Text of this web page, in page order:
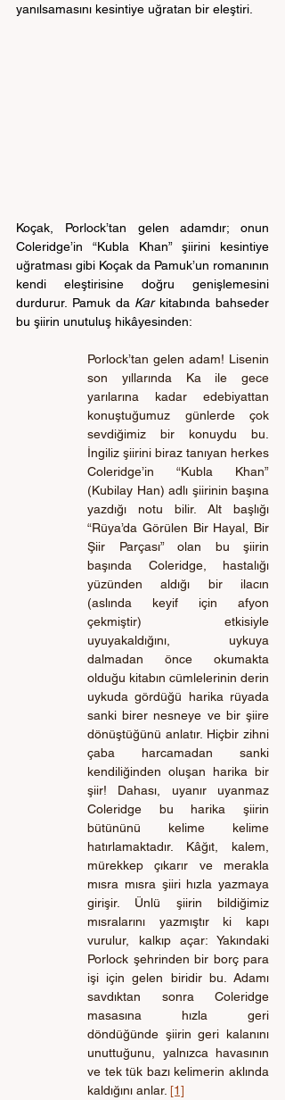
yanılsamasını kesintiye uğratan bir eleştiri.
Koçak, Porlock’tan gelen adamdır; onun
Coleridge’in “Kubla Khan” şiirini kesintiye
uğratması gibi Koçak da Pamuk’un romanının
kendi eleştirisine doğru genişlemesini
durdurur. Pamuk da Kar kitabında bahseder
bu şiirin unutuluş hikâyesinden:
Porlock’tan gelen adam! Lisenin
son yıllarında Ka ile gece
yarılarına kadar edebiyattan
konuştuğumuz günlerde çok
sevdiğimiz bir konuydu bu.
İngiliz şiirini biraz tanıyan herkes
Coleridge’in “Kubla Khan”
(Kubilay Han) adlı şiirinin başına
yazdığı notu bilir. Alt başlığı
“Rüya’da Görülen Bir Hayal, Bir
Şiir Parçası” olan bu şiirin
başında Coleridge, hastalığı
yüzünden aldığı bir ilacın
(aslında keyif için afyon
çekmiştir) etkisiyle
uyuyakaldığını, uykuya
dalmadan önce okumakta
olduğu kitabın cümlelerinin derin
uykuda gördüğü harika rüyada
sanki birer nesneye ve bir şiire
dönüştüğünü anlatır. Hiçbir zihni
çaba harcamadan sanki
kendiliğinden oluşan harika bir
şiir! Dahası, uyanır uyanmaz
Coleridge bu harika şiirin
bütününü kelime kelime
hatırlamaktadır. Kâğıt, kalem,
mürekkep çıkarır ve merakla
mısra mısra şiiri hızla yazmaya
girişir. Ünlü şiirin bildiğimiz
mısralarını yazmıştır ki kapı
vurulur, kalkıp açar: Yakındaki
Porlock şehrinden bir borç para
işi için gelen biridir bu. Adamı
savdıktan sonra Coleridge
masasına hızla geri
döndüğünde şiirin geri kalanını
unuttuğunu, yalnızca havasının
ve tek tük bazı kelimerin aklında
kaldığını anlar. [1]